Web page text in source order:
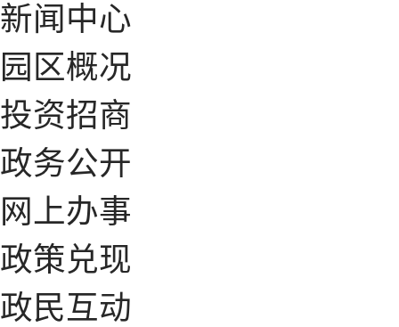
新闻中心
园区概况
投资招商
政务公开
网上办事
政策兑现
政民互动